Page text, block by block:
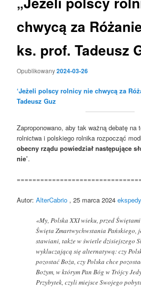
chwycą za
ks. prof. Tadeusz
Opublikowany2024-03-26
‘Jeżeli polscy rolnicy nie chwycą za
Tadeusz Guz
Zaproponowano,aby tak ważną debatę na
rolnictwa i polskiego rolnika rozpocząć
obecny rządu powiedział następujące
nie’.
Autor:AlterCabrio , 25 marca 2024
«My, Polska XXI wieku, przed
Święta Zmartwychwstania Pańskiego,
stawiani, także w świetle dzisiejszego
wykluczającą się alternatywą: czy
pozostać Boża, czy Polska chce
Bożym, w którym Pan Bóg w Trójcy
Przybytek, czyli miejsce Swojego